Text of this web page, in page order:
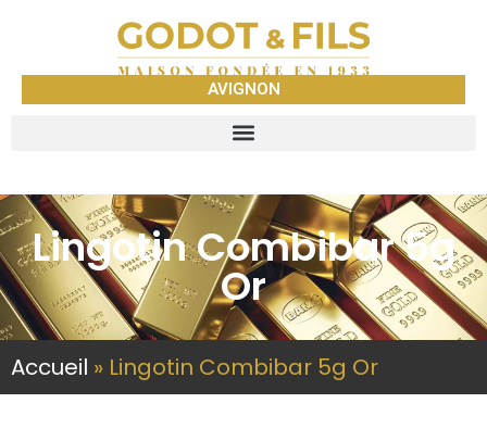
AVIGNON
Lingotin Combibar 5g
Or
Accueil » Lingotin Combibar 5g Or